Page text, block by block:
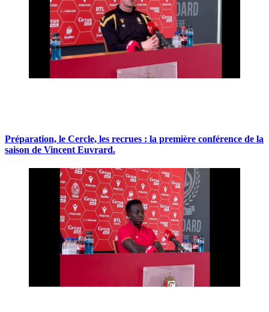
Préparation, le Cercle, les recrues : la première conférence de la
saison de Vincent Euvrard.